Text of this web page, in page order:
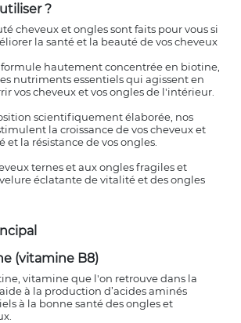
?
cheveux et ongles sont faits pour vous si
la santé et la beauté de vos cheveux
hautement concentrée en biotine,
nutriments essentiels qui agissent en
vos cheveux et vos ongles de l'intérieur.
scientifiquement élaborée, nos
la croissance de vos cheveux et
et la résistance de vos ongles.
ternes et aux ongles fragiles et
éclatante de vitalité et des ongles
(vitamine B8)
vitamine que l'on retrouve dans la
à la production d’acides aminés
à la bonne santé des ongles et